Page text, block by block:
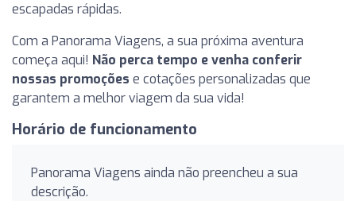
escapadas rápidas.
Com a Panorama Viagens, a sua próxima aventura
começa aqui! Não perca tempo e venha conferir
nossas promoções e cotações personalizadas que
garantem a melhor viagem da sua vida!
Horário de funcionamento
Panorama Viagens ainda não preencheu a sua
descrição.